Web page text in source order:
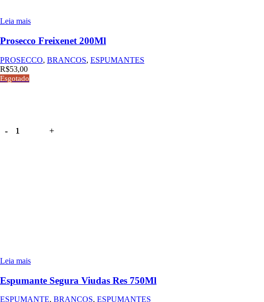
Leia mais
Prosecco Freixenet 200Ml
PROSECCO, BRANCOS, ESPUMANTES
R$53,00
Esgotado
Leia mais
Espumante Segura Viudas Res 750Ml
ESPUMANTE, BRANCOS, ESPUMANTES